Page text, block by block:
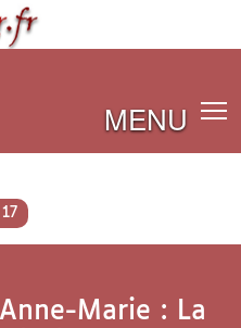
MENU
Anne-Marie : La